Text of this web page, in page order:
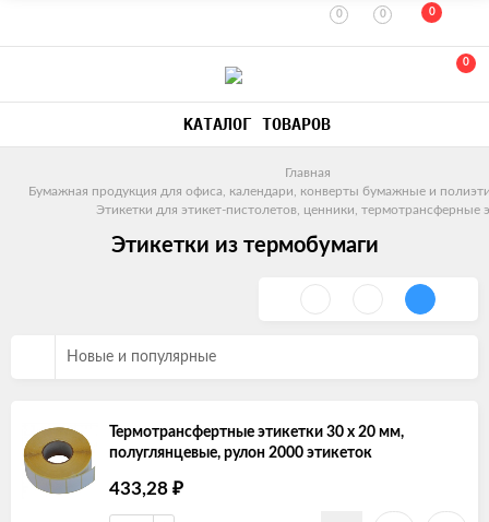
0 0 0
0
КАТАЛОГ ТОВАРОВ
Главная
Бумажная продукция для офиса, календари, конверты бумажные и
Этикетки для этикет-пистолетов, ценники, термотрансферные
Этикетки из термобумаги
Новые и популярные
Термотрансфертные этикетки 30 х 20 мм,
полуглянцевые, рулон 2000 этикеток
433,28 ₽